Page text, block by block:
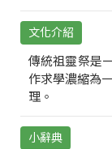
文化介紹
傳統祖靈祭是
作求學濃縮為
理。
小辭典